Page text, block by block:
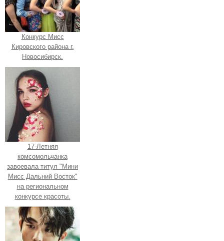
Конкурс Мисс
Кировского района г.
Новосибирск.
17-Летняя
комсомольчанка
завоевала титул "Мини
Мисс Дальний Восток"
на региональном
конкурсе красоты.